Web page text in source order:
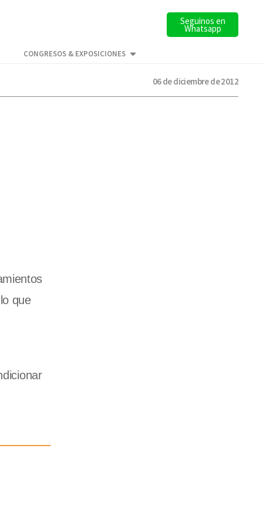
Seguinos en
Whatsapp
CONGRESOS & EXPOSICIONES
06 de diciembre de 2012
que